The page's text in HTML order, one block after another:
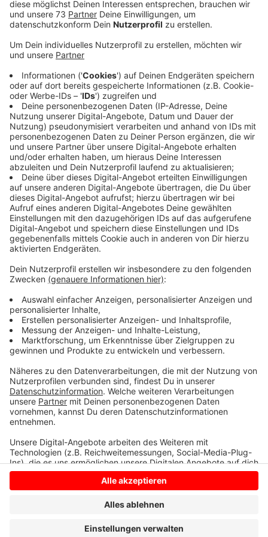
Viele Unternehmen kämpfen ums Überleben
stemmen
Anzeige
Viele Kleinunternehmer leiden unter der Corona-
Pandemie und den damit verbundenen
Einschränkungen. Das ist auch den Kommunen im
Westmünsterland bewusst. Im Borkener Haupt- und
Finanzausschuss geht es am Nachmittag (28.04.) um
dieses Thema. Denn eigentlich werden Mitte Mai
Gewerbesteuern und auch die Vorauszahlungen auf
den zu erwartenden Gewinn fällig. Viele Unternehmer
kämpfen aber eh schon ums Überleben und können
diese Abgaben aktuell nicht stemmen. Für sie will die
Stadt Stundungen anbieten. Säumniszuschläge sollen
grundsätzlich bis Ende September erlassen werden.
Anzeige
Anzeige